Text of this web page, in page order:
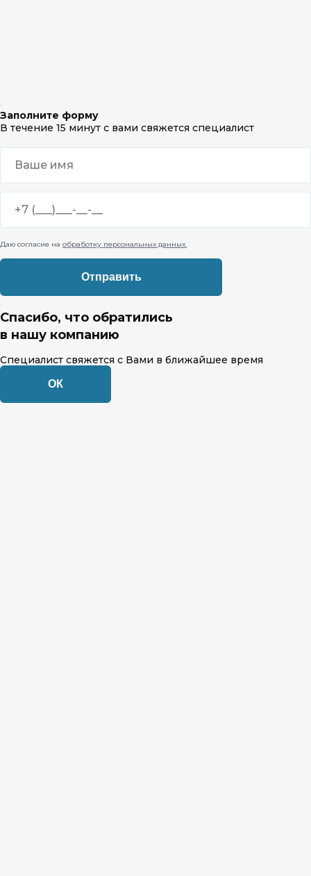
Заполните форму
В течение 15 минут с вами свяжется специалист
Даю согласие на обработку персональных данных.
Спасибо, что обратились
в нашу компанию
Специалист свяжется с Вами в ближайшее время